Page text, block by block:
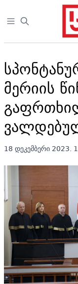
Open sidebar
მერიის
18 დეკემბერი 2023.